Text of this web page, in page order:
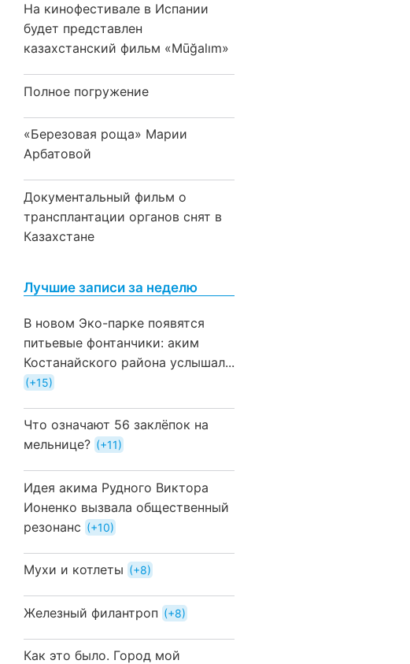
На кинофестивале в Испании
будет представлен
казахстанский фильм «Mūğalım»
Полное погружение
«Березовая роща» Марии
Арбатовой
Документальный фильм о
трансплантации органов снят в
Казахстане
Лучшие записи за неделю
В новом Эко-парке появятся
питьевые фонтанчики: аким
Костанайского района услышал...
+15
Что означают 56 заклёпок на
мельнице?
+11
Идея акима Рудного Виктора
Ионенко вызвала общественный
резонанс
+10
Мухи и котлеты +8
Железный филантроп +8
Как это было. Город мой